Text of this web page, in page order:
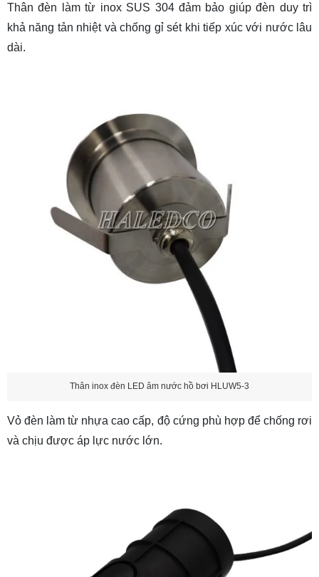
Thân đèn làm từ inox SUS 304 đảm bảo giúp đèn duy trì
khả năng tản nhiệt và chống gỉ sét khi tiếp xúc với nước lâu
dài.
Thân inox đèn LED âm nước hồ bơi HLUW5-3
Vỏ đèn làm từ nhựa cao cấp, độ cứng phù hợp để chống rơi
và chịu được áp lực nước lớn.